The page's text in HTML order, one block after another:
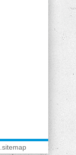
sitemap